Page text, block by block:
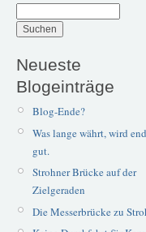
Neueste
Blogeinträge
Blog-Ende?
Was lange währt, wird
gut.
Strohner Brücke auf der
Zielgeraden
Die Messerbrücke zu